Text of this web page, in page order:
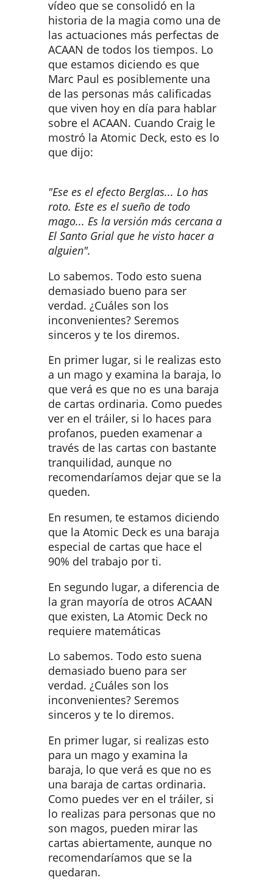
vídeo que se consolidó en la
historia de la magia como una de
las actuaciones más perfectas de
ACAAN de todos los tiempos. Lo
que estamos diciendo es que
Marc Paul es posiblemente una
de las personas más calificadas
que viven hoy en día para hablar
sobre el ACAAN. Cuando Craig le
mostró la Atomic Deck, esto es lo
que dijo:
"Ese es el efecto Berglas... Lo has
roto. Este es el sueño de todo
mago... Es la versión más cercana a
El Santo Grial que he visto hacer a
alguien".
Lo sabemos. Todo esto suena
demasiado bueno para ser
verdad. ¿Cuáles son los
inconvenientes? Seremos
sinceros y te los diremos.
En primer lugar, si le realizas esto
a un mago y examina la baraja, lo
que verá es que no es una baraja
de cartas ordinaria. Como puedes
ver en el tráiler, si lo haces para
profanos, pueden examenar a
través de las cartas con bastante
tranquilidad, aunque no
recomendaríamos dejar que se la
queden.
En resumen, te estamos diciendo
que la Atomic Deck es una baraja
especial de cartas que hace el
90% del trabajo por ti.
En segundo lugar, a diferencia de
la gran mayoría de otros ACAAN
que existen, La Atomic Deck no
requiere matemáticas
Lo sabemos. Todo esto suena
demasiado bueno para ser
verdad. ¿Cuáles son los
inconvenientes? Seremos
sinceros y te lo diremos.
En primer lugar, si realizas esto
para un mago y examina la
baraja, lo que verá es que no es
una baraja de cartas ordinaria.
Como puedes ver en el tráiler, si
lo realizas para personas que no
son magos, pueden mirar las
cartas abiertamente, aunque no
recomendaríamos que se la
quedaran.